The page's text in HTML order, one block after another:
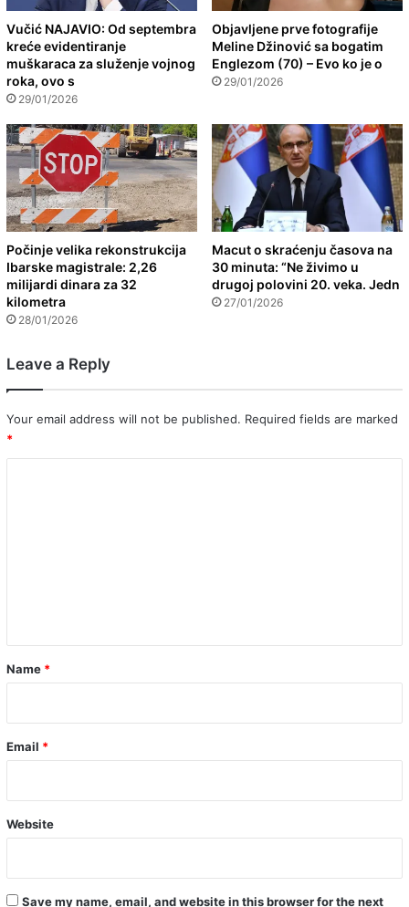
Vučić NAJAVIO: Od septembra
kreće evidentiranje
muškaraca za služenje vojnog
roka, ovo s
29/01/2026
Objavljene prve fotografije
Meline Džinović sa bogatim
Englezom (70) – Evo ko je o
29/01/2026
Počinje velika rekonstrukcija
Ibarske magistrale: 2,26
milijardi dinara za 32
kilometra
28/01/2026
Macut o skraćenju časova na
30 minuta: “Ne živimo u
drugoj polovini 20. veka. Jedn
27/01/2026
Leave a Reply
Your email address will not be published. Required fields are marked
*
*
Name *
Email *
Website
Save my name, email, and website in this browser for the next